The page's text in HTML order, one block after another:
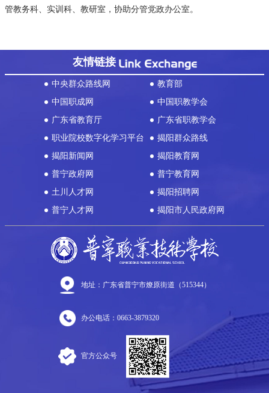
管教务科、实训科、教研室， 协助分管党政办公室。
友情链接
中央群众路线网
教育部
中国职成网
中国职教学会
广东省教育厅
广东省职教学会
职业院校数字化学习平台
揭阳群众路线
揭阳新闻网
揭阳教育网
普宁政府网
普宁教育网
土川人才网
揭阳招聘网
普宁人才网
揭阳市人民政府网
地址：广东省普宁市燎原街道（515344）
办公电话：0663-3879320
官方公众号